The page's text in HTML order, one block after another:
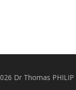
Dr Thomas PHILIP